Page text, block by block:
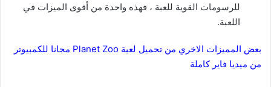
للرسومات القوية للعبة ، فهذه واحدة من أقوى الميزات في
اللعبة.
بعض المميزات الاخري من تحميل لعبة Planet Zoo مجانا للكمبيوتر
من ميديا فاير كاملة